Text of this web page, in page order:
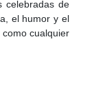
celebradas de
el humor y el
cualquier